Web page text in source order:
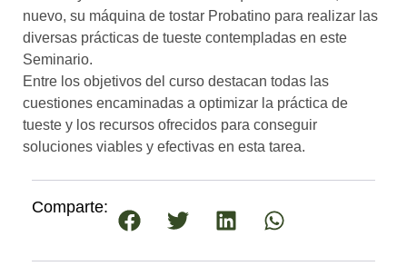
nuevo, su máquina de tostar Probatino para realizar las
diversas prácticas de tueste contempladas en este
Seminario.
Entre los objetivos del curso destacan todas las
cuestiones encaminadas a optimizar la práctica de
tueste y los recursos ofrecidos para conseguir
soluciones viables y efectivas en esta tarea.
Comparte: